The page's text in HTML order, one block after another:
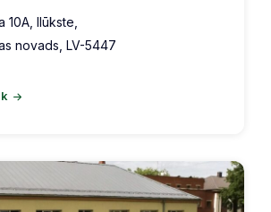
Ilūkste,
novads, LV-5447